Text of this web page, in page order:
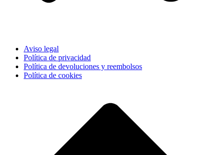
Aviso legal
Política de privacidad
Política de devoluciones y reembolsos
Política de cookies